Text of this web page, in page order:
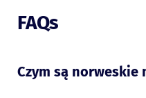
FAQs
Czym są norweskie